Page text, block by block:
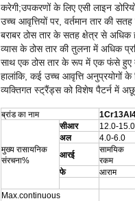
करेगी;उपकरणों के लिए एसी लाइन
उच्च आवृत्तियों पर, वर्तमान तार की
बराबर ठोस तार के सतह क्षेत्र से
व्यास के ठोस तार की तुलना में अधिक
साथ एक ठोस तार के रूप में एक फंसे हुए
हालांकि, कई उच्च आवृत्ति अनुप्रयोगों के
व्यक्तिगत स्ट्रैंड्स को विशेष पैटर्न में
ब्रांड का नाम
मुख्य रासायनिक
संरचना%
सीआर 12.0-15.0
अल
4.0-6.0
आरई
सामयिक
रकम
फे
आराम
Max.continuous